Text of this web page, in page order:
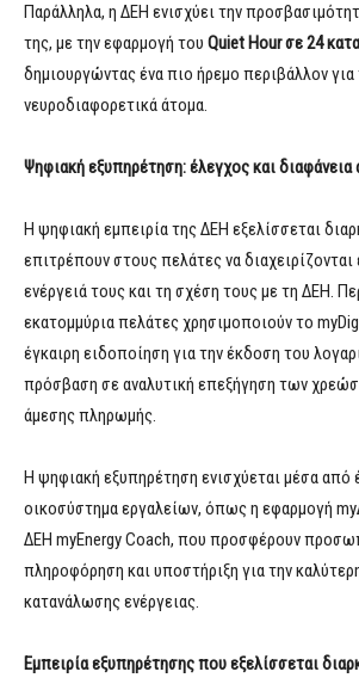
Παράλληλα, η ΔΕΗ ενισχύει την
της, με την εφαρμογή του Quiet Hour σε 24
δημιουργώντας ένα πιο ήρεμο περιβάλλον για
νευροδιαφορετικά άτομα.
Ψηφιακή εξυπηρέτηση: έλεγχος και διαφάνεια
Η ψηφιακή εμπειρία της ΔΕΗ εξελίσσεται
επιτρέπουν στους πελάτες να
ενέργειά τους και τη σχέση τους με τη ΔΕΗ.
εκατομμύρια πελάτες χρησιμοποιούν το
έγκαιρη ειδοποίηση για την έκδοση του
πρόσβαση σε αναλυτική επεξήγηση των
άμεσης πληρωμής.
Η ψηφιακή εξυπηρέτηση ενισχύεται μέσα από
οικοσύστημα εργαλείων, όπως η εφαρμογή
ΔΕΗ myEnergy Coach, που προσφέρουν
πληροφόρηση και υποστήριξη για την
κατανάλωσης ενέργειας.
Εμπειρία εξυπηρέτησης που εξελίσσεται